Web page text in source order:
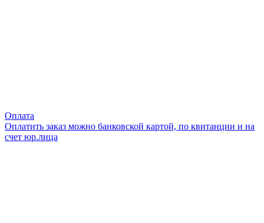
Оплата
Оплатить заказ можно банковской картой, по квитанции и на
счет юр.лица